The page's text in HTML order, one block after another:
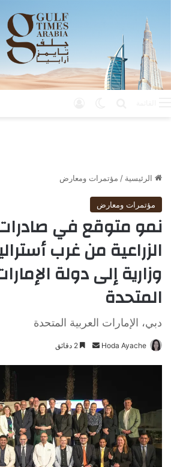
الرئيسية / مؤتمرات ومعارض
مؤتمرات ومعارض
نمو متوقع في صادرات
الزراعية من غرب
وزارية إلى دولة
المتحدة
دبي، الإمارات العربية المتحدة
Hoda Ayache
ب
ر
ي
د
ا